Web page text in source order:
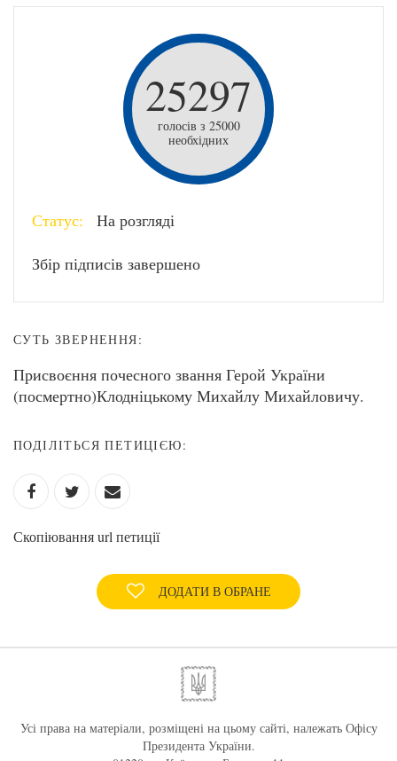
25297
голосів з 25000
необхідних
Статус: На розгляді
Збір підписів завершено
СУТЬ ЗВЕРНЕННЯ:
Присвоєння почесного звання Герой України
(посмертно)Клодніцькому Михайлу Михайловичу.
ПОДІЛІТЬСЯ ПЕТИЦІЄЮ:
Скопіювання url петиції
ДОДАТИ В ОБРАНЕ
Усі права на матеріали, розміщені на цьому сайті, належать Офісу
Президента України.